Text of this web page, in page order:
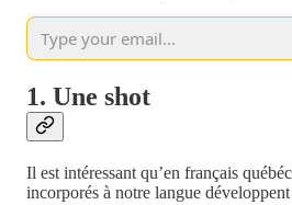
1. Une shot
Il est intéressant qu’en français
incorporés à notre langue